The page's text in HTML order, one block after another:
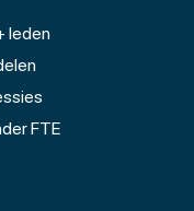
leden
FTE